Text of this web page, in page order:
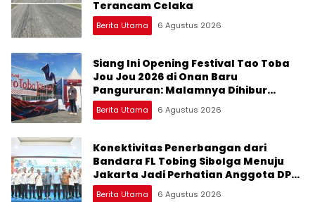
Terancam Celaka
Berita Utama 6 Agustus 2026
Siang Ini Opening Festival Tao Toba
Jou Jou 2026 di Onan Baru
Pangururan: Malamnya Dihibur
Marsada Band
Berita Utama 6 Agustus 2026
Konektivitas Penerbangan dari
Bandara FL Tobing Sibolga Menuju
Jakarta Jadi Perhatian Anggota DPR
RI Muhammad Lokot Nasution
Berita Utama 6 Agustus 2026